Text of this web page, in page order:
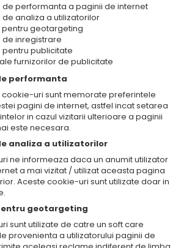
de performanta a paginii de internet
analiza a utilizatorilor
geotargeting
inregistrare
publicitate
furnizorilor de publicitate
performanta
cookie-uri sunt memorate preferintele
pagini de internet, astfel incat setarea
in cazul vizitarii ulterioare a paginii
este necesara.
analiza a utilizatorilor
ne informeaza daca un anumit utilizator
a mai vizitat / utilizat aceasta pagina
Aceste cookie-uri sunt utilizate doar in
geotargeting
sunt utilizate de catre un soft care
provenienta a utilizatorului paginii de